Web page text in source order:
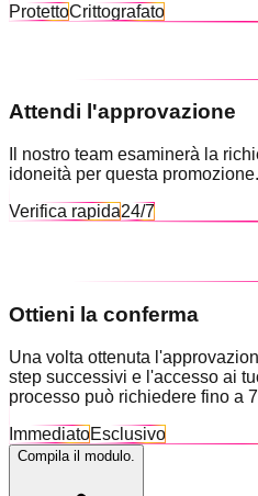
ProtettoCrittografato
Attendi l'approvazione
Il nostro team esaminerà la
idoneità per questa promozione.
Verifica rapida24/7
Ottieni la conferma
Una volta ottenuta
step successivi e l'accesso ai
processo può richiedere fino a
ImmediatoEsclusivo
Compila il modulo.